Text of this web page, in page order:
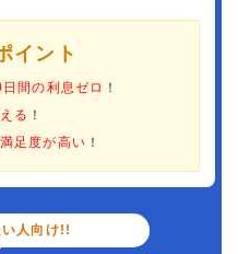
イント
間の利息ゼロ ！
る ！
足度が高い ！
人向け!!